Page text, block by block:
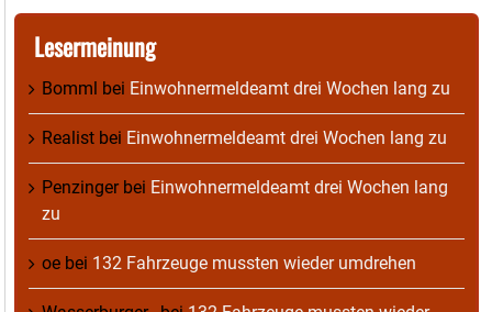
Lesermeinung
Bomml bei Einwohnermeldeamt drei Wochen lang zu
Realist bei Einwohnermeldeamt drei Wochen lang zu
Penzingerbei Einwohnermeldeamt drei Wochen lang
zu
oe bei 132 Fahrzeuge mussten wieder umdrehen